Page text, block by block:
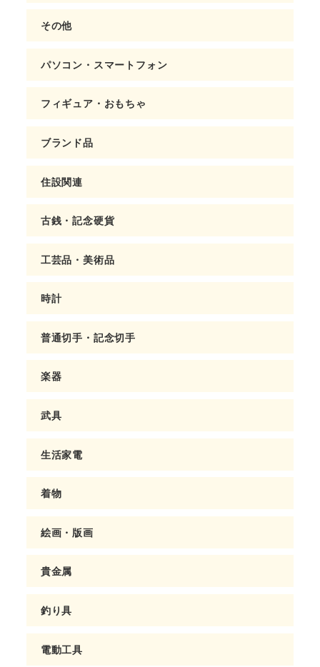
その他
パソコン・スマートフォン
フィギュア・おもちゃ
ブランド品
住設関連
古銭・記念硬貨
工芸品・美術品
時計
普通切手・記念切手
楽器
武具
生活家電
着物
絵画・版画
貴金属
釣り具
電動工具